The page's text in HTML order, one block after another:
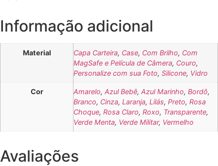
Informação adicional
Material Capa Carteira, Case, Com Brilho, Com
MagSafe e Película de Câmera, Couro,
Personalize com sua Foto, Silicone, Vidro
Cor Amarelo, Azul Bebê, Azul Marinho, Bordô,
Branco, Cinza, Laranja, Lilás, Preto, Rosa
Choque, Rosa Claro, Roxo, Transparente,
Verde Menta, Verde Militar, Vermelho
Avaliações